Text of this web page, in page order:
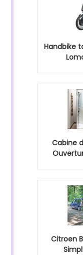
Handbike
Cabine
Citroen